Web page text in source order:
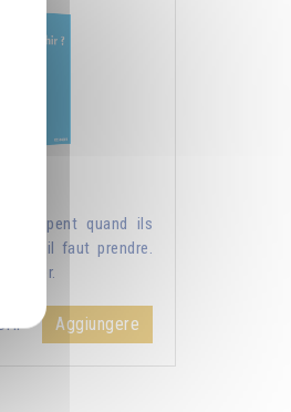
trompent quand ils
il faut prendre.
Aggiungere